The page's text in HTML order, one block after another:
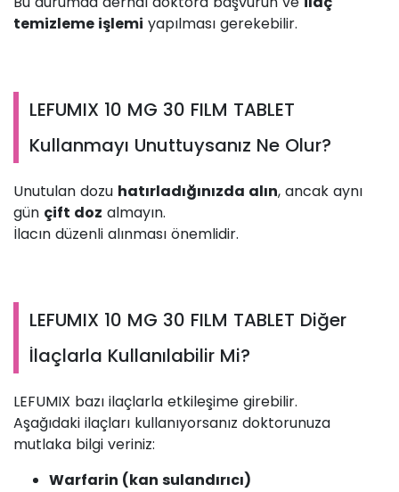
temizleme işlemi yapılması gerekebilir.
LEFUMIX 10 MG 30 FILM TABLET
Kullanmayı Unuttuysanız Ne Olur?
Unutulan dozu hatırladığınızda alın, ancak aynı
gün çift doz almayın.
İlacın düzenli alınması önemlidir.
LEFUMIX 10 MG 30 FILM TABLET Diğer
İlaçlarla Kullanılabilir Mi?
LEFUMIX bazı ilaçlarla etkileşime girebilir.
Aşağıdaki ilaçları kullanıyorsanız doktorunuza
mutlaka bilgi veriniz:
Warfarin (kan sulandırıcı)